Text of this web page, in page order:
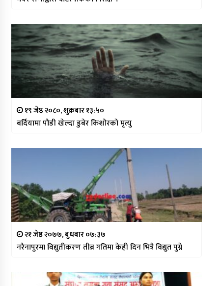
१९ जेष्ठ २०८०, शुक्रबार १३:५०
बर्दियामा पौडी खेल्दा डुबेर किशोरको मृत्यु
२१ जेष्ठ २०७७, बुधबार ०७:३७
नरैनापुरमा विद्युतीकरण तीब्र गतिमा केही दिन भित्रै विद्युत पुग्ने